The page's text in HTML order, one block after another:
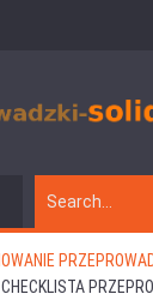
CHECKLISTA